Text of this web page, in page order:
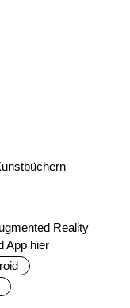
Reality
App hier